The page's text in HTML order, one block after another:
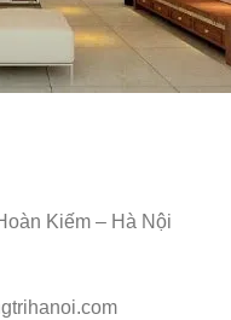
Kiếm – Hà Nội